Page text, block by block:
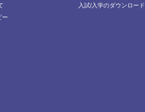
ー
入試/入学のダウンロード